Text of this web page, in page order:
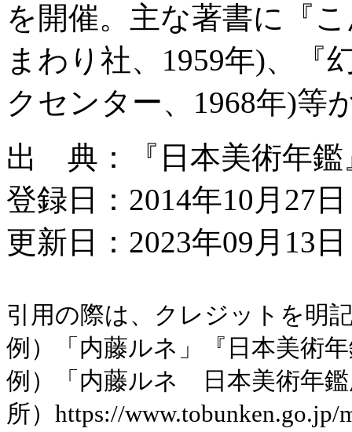
を開催。主な著書に『
まわり社、1959年)、『
クセンター、1968年)等
出 典：『日本美術年鑑
登録日：2014年10月27日
更新日：2023年09月13
引用の際は、クレジットを明
例）「内藤ルネ」『日本美術
例）「内藤ルネ 日本美術年鑑
所）https://